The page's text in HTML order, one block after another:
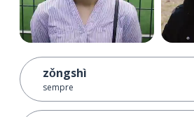
zǒngshì
sempre